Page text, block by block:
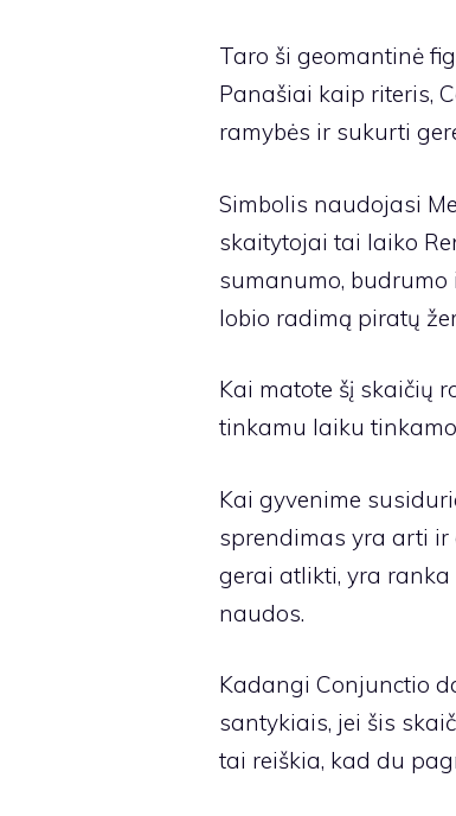
Taro ši geomantinė
Panašiai kaip riteris,
ramybės ir sukurti
Simbolis naudojasi
skaitytojai tai laiko
sumanumo,
lobio radimą piratų
Kai matote šį skaičių
tinkamu laiku
Kai gyvenime
sprendimas yra arti
gerai atlikti, yra
naudos.
Kadangi Conjunctio
santykiais, jei šis
tai reiškia, kad du